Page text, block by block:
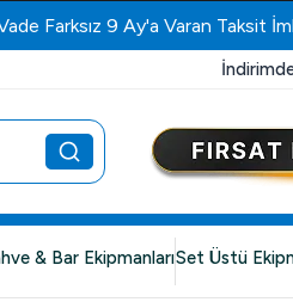
Farksız 9 Ay'a Varan Taksit
& Bar EkipmanlarıSet Üstü